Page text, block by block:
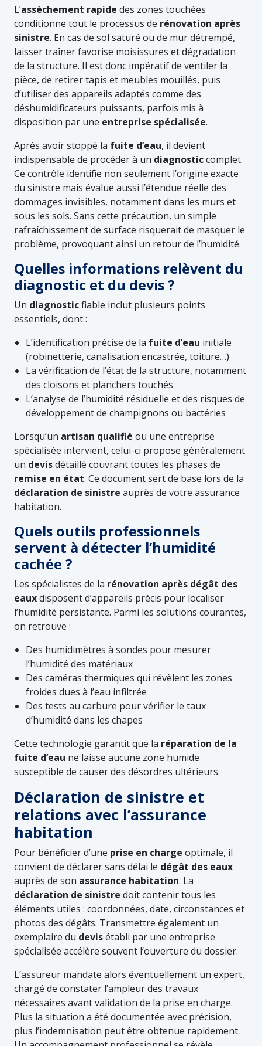
L’assèchement rapide des zones touchées
conditionne tout le processus de rénovation après
sinistre. En cas de sol saturé ou de mur détrempé,
laisser traîner favorise moisissures et dégradation
de la structure. Il est donc impératif de ventiler la
pièce, de retirer tapis et meubles mouillés, puis
d’utiliser des appareils adaptés comme des
déshumidificateurs puissants, parfois mis à
disposition par une entreprise spécialisée.
Après avoir stoppé la fuite d’eau, il devient
indispensable de procéder à un diagnosticcomplet.
Ce contrôle identifie non seulement l’origine exacte
du sinistre mais évalue aussi l’étendue réelle des
dommages invisibles, notamment dans les murs et
sous les sols. Sans cette précaution, un simple
rafraîchissement de surface risquerait de masquer le
problème, provoquant ainsi un retour de l’humidité.
Quelles informations relèvent du
diagnostic et du devis ?
Un diagnosticfiable inclut plusieurs points
essentiels, dont :
L’identification précise de la fuite d’eau initiale
(robinetterie, canalisation encastrée, toiture…)
La vérification de l’état de la structure, notamment
des cloisons et planchers touchés
L’analyse de l’humidité résiduelle et des risques de
développement de champignons ou bactéries
Lorsqu’un artisan qualifié ou une entreprise
spécialisée intervient, celui-ci propose généralement
un devisdétaillé couvrant toutes les phases de
remise en état. Ce document sert de base lors de la
déclaration de sinistre auprès de votre assurance
habitation.
Quels outils professionnels
servent à détecter l’humidité
cachée ?
Les spécialistes de la rénovation après dégât des
eauxdisposent d’appareils précis pour localiser
l’humidité persistante. Parmi les solutions courantes,
on retrouve :
Des humidimètres à sondes pour mesurer
l’humidité des matériaux
Des caméras thermiques qui révèlent les zones
froides dues à l’eau infiltrée
Des tests au carbure pour vérifier le taux
d’humidité dans les chapes
Cette technologie garantit que la réparation de la
fuite d’eau ne laisse aucune zone humide
susceptible de causer des désordres ultérieurs.
Déclaration de sinistre et
relations avec l’assurance
habitation
Pour bénéficier d’une prise en charge optimale, il
convient de déclarer sans délai le dégât des eaux
auprès de son assurance habitation. La
déclaration de sinistre doit contenir tous les
éléments utiles : coordonnées, date, circonstances et
photos des dégâts. Transmettre également un
exemplaire du devisétabli par une entreprise
spécialisée accélère souvent l’ouverture du dossier.
L’assureur mandate alors éventuellement un expert,
chargé de constater l’ampleur des travaux
nécessaires avant validation de la prise en charge.
Plus la situation a été documentée avec précision,
plus l’indemnisation peut être obtenue rapidement.